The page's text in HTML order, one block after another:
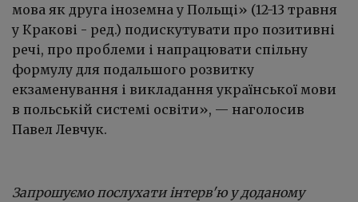
мова як друга іноземна у Польщі» (12-13 травня
у Кракові - ред.) подискутувати про позитивні
речі, про проблеми і напрацювати спільну
формулу для подальшого розвитку
екзаменування і викладання української мови
в польській системі освіти», — наголосив
Павел Левчук.
Запрошуємо послухати інтерв'ю у доданому